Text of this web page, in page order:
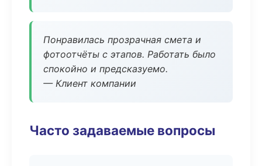
Понравилась прозрачная смета и
фотоотчёты с этапов. Работать было
спокойно и предсказуемо.
— Клиент компании
Часто задаваемые вопросы